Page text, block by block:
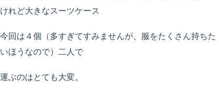
けれど大きなスーツケース
今回は４個（多すぎてすみませんが、服をたくさん持ちた
いほうなので）二人で
運ぶのはとても大変。